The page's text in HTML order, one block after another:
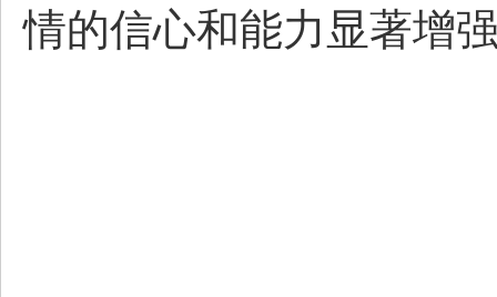
情的信心和能力显著增